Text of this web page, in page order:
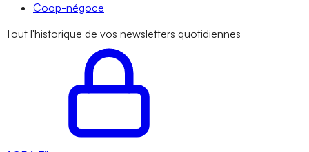
Coop-négoce
Tout l'historique de vos newsletters quotidiennes